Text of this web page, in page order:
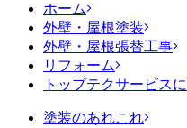
ホーム
外壁・屋根塗装
外壁・屋根張替工事
リフォーム
トップテクサービス
塗装のあれこれ